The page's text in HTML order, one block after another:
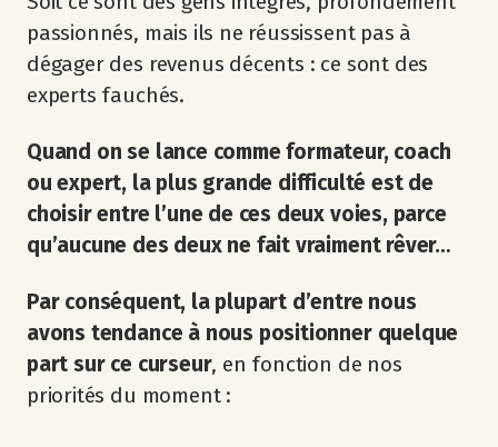
passionnés, mais ils ne réussissent pas à
dégager des revenus décents : ce sont des
experts fauchés.
Quand on se lance comme formateur, coach
ou expert, la plus grande difficulté est de
choisir entre l’une de ces deux voies, parce
qu’aucune des deux ne fait vraiment rêver…
Par conséquent, la plupart d’entre nous
avons tendance à nous positionner quelque
part sur ce curseur, en fonction de nos
priorités du moment :